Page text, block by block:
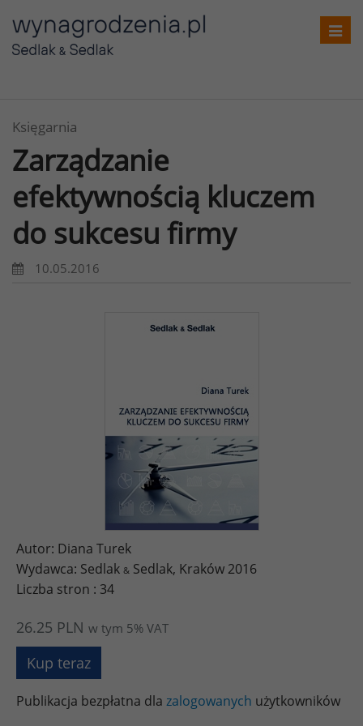
Księgarnia
Zarządzanie
efektywnością kluczem
do sukcesu firmy
10.05.2016
Autor: Diana Turek
Wydawca: Sedlak & Sedlak, Kraków 2016
Liczba stron : 34
26.25 PLN w tym 5% VAT
Kup teraz
Publikacja bezpłatna dla zalogowanych użytkowników